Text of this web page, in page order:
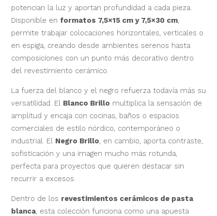
potencian la luz y aportan profundidad a cada pieza.
Disponible en formatos 7,5×15 cm y 7,5×30 cm,
permite trabajar colocaciones horizontales, verticales o
en espiga, creando desde ambientes serenos hasta
composiciones con un punto más decorativo dentro
del revestimiento cerámico.
La fuerza del blanco y el negro refuerza todavía más su
versatilidad. El Blanco Brillo multiplica la sensación de
amplitud y encaja con cocinas, baños o espacios
comerciales de estilo nórdico, contemporáneo o
industrial. El Negro Brillo , en cambio, aporta contraste,
sofisticación y una imagen mucho más rotunda,
perfecta para proyectos que quieren destacar sin
recurrir a excesos.
Dentro de los revestimientos cerámicos de pasta
blanca, esta colección funciona como una apuesta